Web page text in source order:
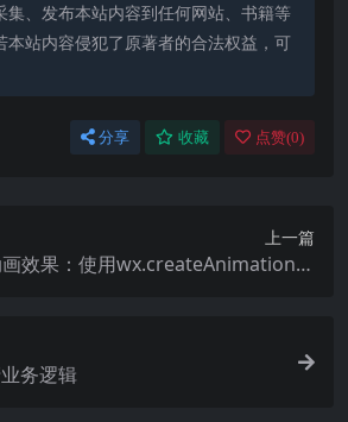
集、发布本站内容到任何网站、书籍等
本站内容侵犯了原著者的合法权益，可
分享 收藏 点赞(0)
上一篇
效果：使用wx.createAnimation实
务逻辑